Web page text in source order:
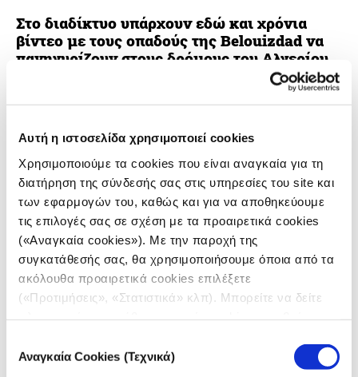
Αυτή η ιστοσελίδα χρησιμοποιεί cookies
Χρησιμοποιούμε τα cookies που είναι αναγκαία για τη
διατήρηση της σύνδεσής σας στις υπηρεσίες του site και
των εφαρμογών του, καθώς και για να αποθηκεύουμε
τις επιλογές σας σε σχέση με τα προαιρετικά cookies
(«Αναγκαία cookies»). Με την παροχή της
συγκατάθεσής σας, θα χρησιμοποιήσουμε όποια από τα
ακόλουθα προαιρετικά cookies επιλέξετε
(«Προτιμήσεις», «Στατιστικά» κλπ). Μπορείτε να δείτε
συγκατάθεσης
Αναγκαία Cookies (Τεχνικά)
Στο διαδίκτυο υπάρχουν εδώ και χρόνια
βίντεο με τους οπαδούς της Belouizdad να
πανηγυρίζουν στους δρόμους του Αλγερίου
Οι οπαδοί της ποδοσφαιρικής ομάδας Belouizdad
είναι εδώ και χρόνια γνωστό ότι πανηγυρίζουν στους
δρόμους του Αλγερίου με βεγγαλικά και
φωτοβολίδες, καλύπτοντας ολόκληρους δρόμους με
κόκκινο καπνό.Τέτοια βίντεο από περασμένα χρόνια
μπορεί να υπάρχουν στο Facebook , τοInstagramή το
YouTube, για παράδειγμα, και μοιάζουν πολύ με τις
σκηνές από το βίντεο που κυκλοφορεί σήμερα.